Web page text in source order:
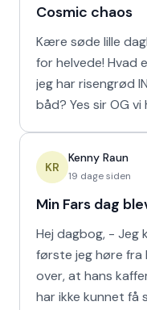
Cosmic chaos
Kære søde lille dagbog Elsker du mig
for helvede! Hvad er
jeg har risengrød
båd? Yes sir OG vi har også en Harley og en
KR
Kenny Raun
19 dage siden
Min Fars dag
Hej dagbog, - Jeg
første jeg høre fra
over, at hans
har ikke kunnet få